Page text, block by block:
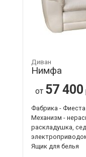
Диван
Нимфа
от 57 400
Фабрика -
Механизм -
раскладушка,
Ящик для белья